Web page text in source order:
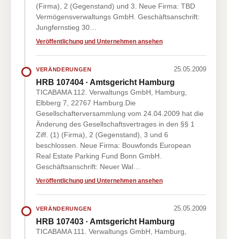
(Firma), 2 (Gegenstand) und 3. Neue Firma: TBD
Vermögensverwaltungs GmbH. Geschäftsanschrift:
Jungfernstieg 30…
Veröffentlichung und Unternehmen ansehen
VERÄNDERUNGEN 25.05.2009
HRB 107404 · Amtsgericht Hamburg
TICABAMA 112. Verwaltungs GmbH, Hamburg,
Elbberg 7, 22767 Hamburg.Die
Gesellschafterversammlung vom 24.04.2009 hat die
Änderung des Gesellschaftsvertrages in den §§ 1
Ziff. (1) (Firma), 2 (Gegenstand), 3 und 6
beschlossen. Neue Firma: Bouwfonds European
Real Estate Parking Fund Bonn GmbH.
Geschäftsanschrift: Neuer Wal…
Veröffentlichung und Unternehmen ansehen
VERÄNDERUNGEN 25.05.2009
HRB 107403 · Amtsgericht Hamburg
TICABAMA 111. Verwaltungs GmbH, Hamburg,